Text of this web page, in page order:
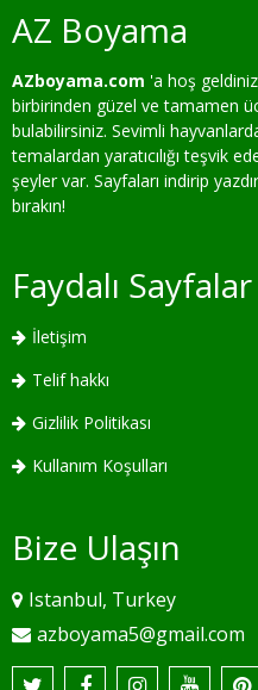
AZ Boyama
AZboyama.com 'a hoş
birbirinden güzel ve tamamen
bulabilirsiniz. Sevimli
temalardan yaratıcılığı teşvik
şeyler var. Sayfaları indirip
bırakın!
Faydalı Sayfalar
İletişim
Telif hakkı
Gizlilik Politikası
Kullanım Koşulları
Bize Ulaşın
Istanbul, Turkey
azboyama5@gmail.com